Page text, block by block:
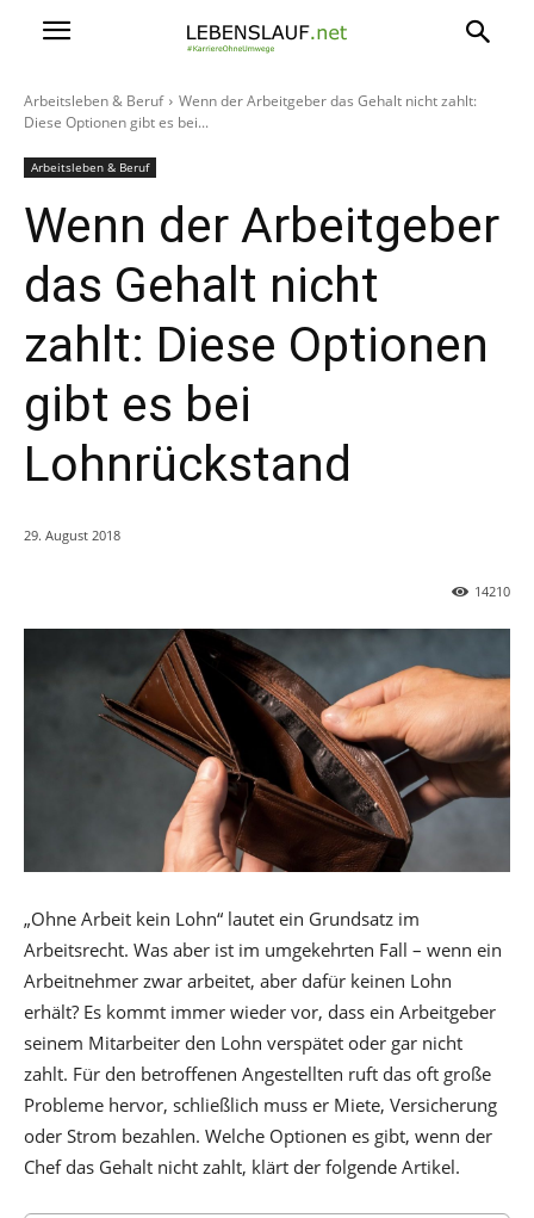
Arbeitsleben & Beruf
Wenn der Arbeitgeber das Gehalt nicht zahlt:
Diese Optionen gibt es bei...
Arbeitsleben & Beruf
Wenn der Arbeitgeber
das Gehalt nicht
zahlt: Diese Optionen
gibt es bei
Lohnrückstand
29. August 2018
14210
„Ohne Arbeit kein Lohn“ lautet ein Grundsatz im
Arbeitsrecht. Was aber ist im umgekehrten Fall – wenn ein
Arbeitnehmer zwar arbeitet, aber dafür keinen Lohn
erhält? Es kommt immer wieder vor, dass ein Arbeitgeber
seinem Mitarbeiter den Lohn verspätet oder gar nicht
zahlt. Für den betroffenen Angestellten ruft das oft große
Probleme hervor, schließlich muss er Miete, Versicherung
oder Strom bezahlen. Welche Optionen es gibt, wenn der
Chef das Gehalt nicht zahlt, klärt der folgende Artikel.